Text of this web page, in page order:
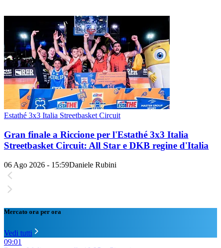
Estathé 3x3 Italia Streetbasket Circuit
Gran finale a Riccione per l'Estathé 3x3 Italia
Streetbasket Circuit: All Star e DKB regine d'Italia
06 Ago 2026 - 15:59Daniele Rubini
Mercato ora per ora
Vedi tutti
09:01